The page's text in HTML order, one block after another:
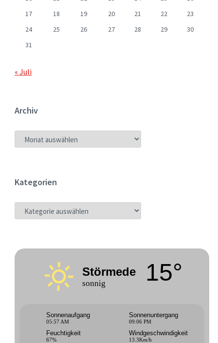
17
18 19 20 21 22
23
24
25 26 27 28 29
30
31
« Juli
Archiv
ARCHIV
Kategorien
KATEGORIEN
Störmede
sonnig 15°
Sonnenaufgang
05:57 AM
Sonnenuntergang
09:06 PM
Feuchtigkeit
67%
Windgeschwindigkeit
13.3Km/h